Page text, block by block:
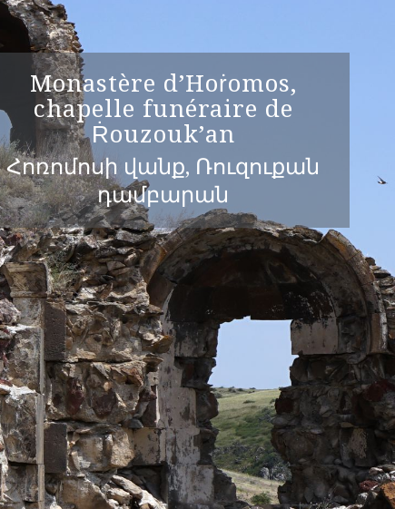
Monastère d’Hoṙomos,
chapelle funéraire de
Ṙouzouk’an
Հոռոմոսի վանք, Ռուզուքան
դամբարան